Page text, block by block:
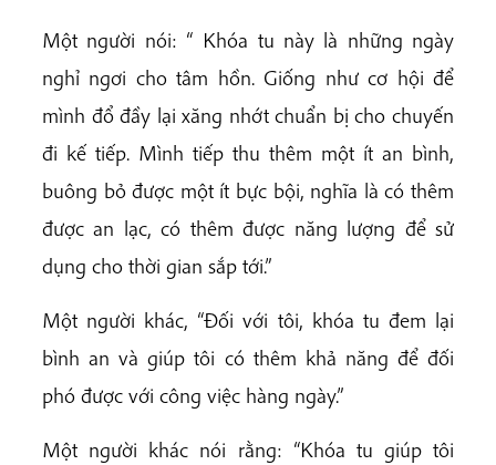
Một người nói: “ Khóa tu này là những ngày
nghỉ ngơi cho tâm hồn. Giống như cơ hội để
mình đổ đầy lại xăng nhớt chuẩn bị cho chuyến
đi kế tiếp. Mình tiếp thu thêm một ít an bình,
buông bỏ được một ít bực bội, nghĩa là có thêm
được an lạc, có thêm được năng lượng để sử
dụng cho thời gian sắp tới.”
Một người khác, “Đối với tôi, khóa tu đem lại
bình an và giúp tôi có thêm khả năng để đối
phó được với công việc hàng ngày.”
Một người khác nói rằng: “Khóa tu giúp tôi